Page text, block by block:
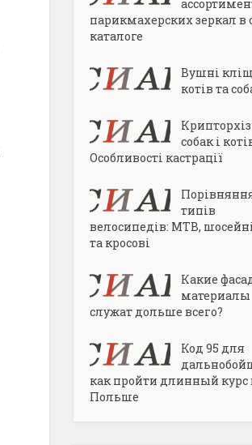
парикмахерских зеркал в
каталоге
Вушні
котів та
собак і
Особливості кастрації
типів
велосипедів: MTB,
та кросові
Какие
материалы
служат дольше всего?
Код 95 для
как пройти длинный курс
Польше